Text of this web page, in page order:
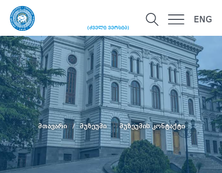
(ძველი ვერსია)
ENG
მთავარი მუზეუმი მუზეუმის კონტაქტი